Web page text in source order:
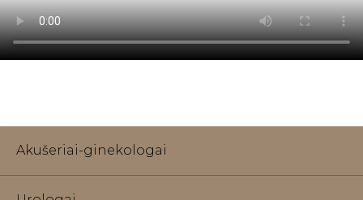
Akušeriai-ginekologai